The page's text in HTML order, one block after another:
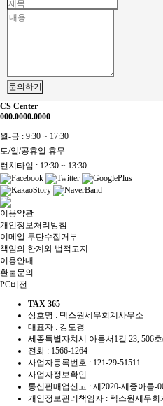
문의하기
CS Center
000.0000.0000
월-금 : 9:30 ~ 17:30
토/일/공휴일 휴무
런치타임 : 12:30 ~ 13:30
이용약관
개인정보처리방침
이메일 무단수집거부
책임의 한계와 법적고지
이용안내
환불문의
PC버전
TAX 365
상호명 : 텍스원세무회계사무소
대표자 : 강도경
세종특별자치시 아름서1길 23, 506
전화 : 1566-1264
사업자등록번호 : 121-29-51511
사업자정보확인
통신판매업신고 : 제2020-세종아름-
개인정보관리책임자 : 텍스원세무회